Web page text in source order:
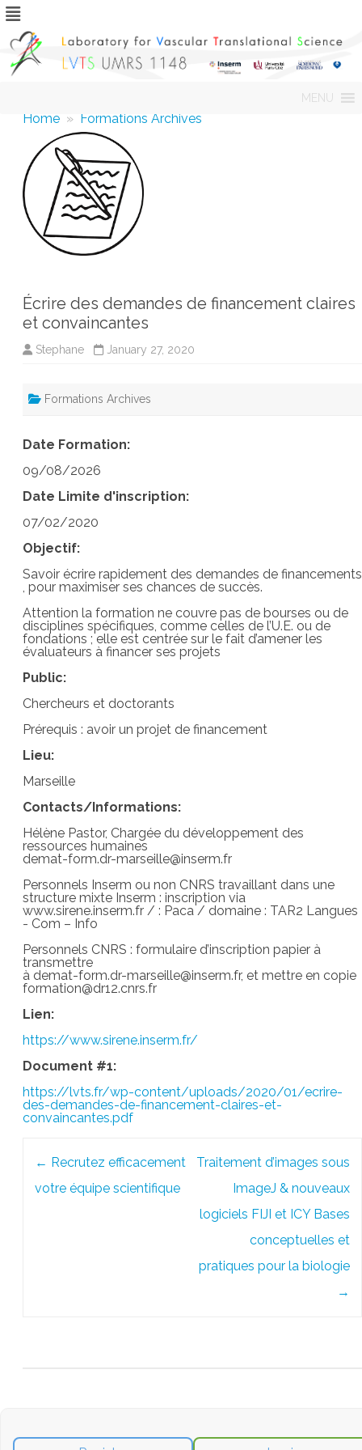
content
MENU
Home » Formations Archives
Écrire des demandes de financement claires
et convaincantes
Stephane January 27, 2020
Formations Archives
Date Formation:
09/08/2026
Date Limite d'inscription:
07/02/2020
Objectif:
Savoir écrire rapidement des demandes de financements
, pour maximiser ses chances de succès.
Attention la formation ne couvre pas de bourses ou de
disciplines spécifiques, comme celles de l’U.E. ou de
fondations ; elle est centrée sur le fait d’amener les
évaluateurs à financer ses projets
Public:
Chercheurs et doctorants
Prérequis : avoir un projet de financement
Lieu:
Marseille
Contacts/Informations:
Hélène Pastor, Chargée du développement des
ressources humaines
demat-form.dr-marseille@inserm.fr
Personnels Inserm ou non CNRS travaillant dans une
structure mixte Inserm : inscription via
www.sirene.inserm.fr / : Paca / domaine : TAR2 Langues
- Com – Info
Personnels CNRS : formulaire d’inscription papier à
transmettre
à demat-form.dr-marseille@inserm.fr, et mettre en copie
formation@dr12.cnrs.fr
Lien:
https://www.sirene.inserm.fr/
Document #1:
https://lvts.fr/wp-content/uploads/2020/01/ecrire-
des-demandes-de-financement-claires-et-
convaincantes.pdf
← Recrutez efficacement
votre équipe scientifique
Traitement d’images sous
ImageJ & nouveaux
logiciels FIJI et ICY Bases
conceptuelles et
pratiques pour la biologie
→